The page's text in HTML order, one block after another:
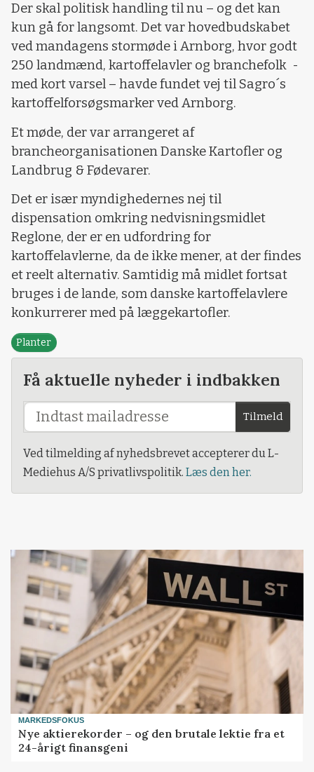
Der skal politisk handling til nu – og det kan
kun gå for langsomt. Det var hovedbudskabet
ved mandagens stormøde i Arnborg, hvor godt
250 landmænd, kartoffelavler og branchefolk -
med kort varsel – havde fundet vej til Sagro´s
kartoffelforsøgsmarker ved Arnborg.
Et møde, der var arrangeret af
brancheorganisationen Danske Kartofler og
Landbrug & Fødevarer.
Det er især myndighedernes nej til
dispensation omkring nedvisningsmidlet
Reglone, der er en udfordring for
kartoffelavlerne, da de ikke mener, at der findes
et reelt alternativ. Samtidig må midlet fortsat
bruges i de lande, som danske kartoffelavlere
konkurrerer med på læggekartofler.
Planter
Få aktuelle nyheder i indbakken
Tilmeld
Ved tilmelding af nyhedsbrevet accepterer du L-
Mediehus A/S privatlivspolitik. Læs den her.
MARKEDSFOKUS
Nye aktierekorder – og den brutale lektie fra et
24-årigt finansgeni